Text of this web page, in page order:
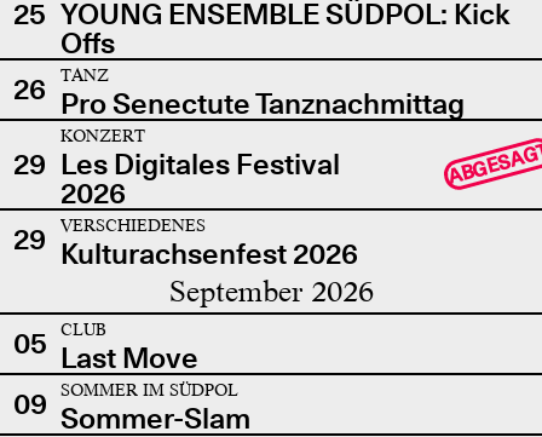
25 YOUNG ENSEMBLE SÜDPOL: Kick
Offs
26
TANZ
Pro Senectute Tanznachmittag
29
KONZERT
Les Digitales Festival
2026
29 VERSCHIEDENES
Kulturachsenfest 2026
September 2026
05 CLUB
Last Move
09
SOMMER IM SÜDPOL
Sommer-Slam